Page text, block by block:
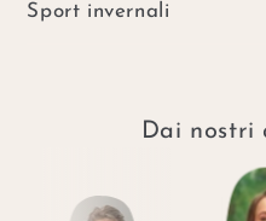
Sport invernali
Dai nostri